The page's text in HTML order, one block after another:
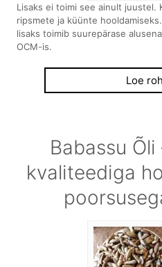
Lisaks ei toimi see ainult juustel.
ripsmete ja küünte
lisaks toimib suurepärase
OCM-is.
Loe
Babassu
kvaliteediga